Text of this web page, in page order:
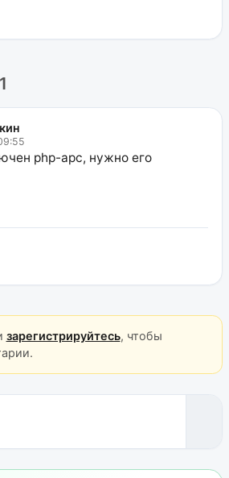
1
php-apc, нужно его
зарегистрируйтесь, чтобы